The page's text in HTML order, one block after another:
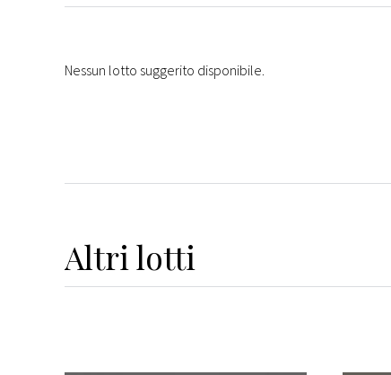
Nessun lotto suggerito disponibile.
Altri lotti